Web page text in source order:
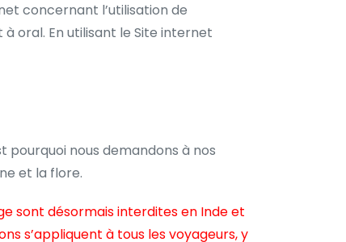
concernant l’utilisation de
oral. En utilisant le Site internet
pourquoi nous demandons à nos
et la flore.
sont désormais interdites en Inde et
s’appliquent à tous les voyageurs, y